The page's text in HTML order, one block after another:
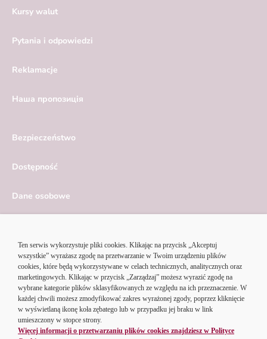
Kursy walut
Pytania i odpowiedzi
Reklamacje
Hаша пропозиція
Bezpieczeństwo
Dostępność
Dane osobowe
Ustawienia cookies
© 2026 Alior Bank SA | Korzystając z serwisu Alior Banku,
akceptujeszregulamin portaluipolitykę cookies.